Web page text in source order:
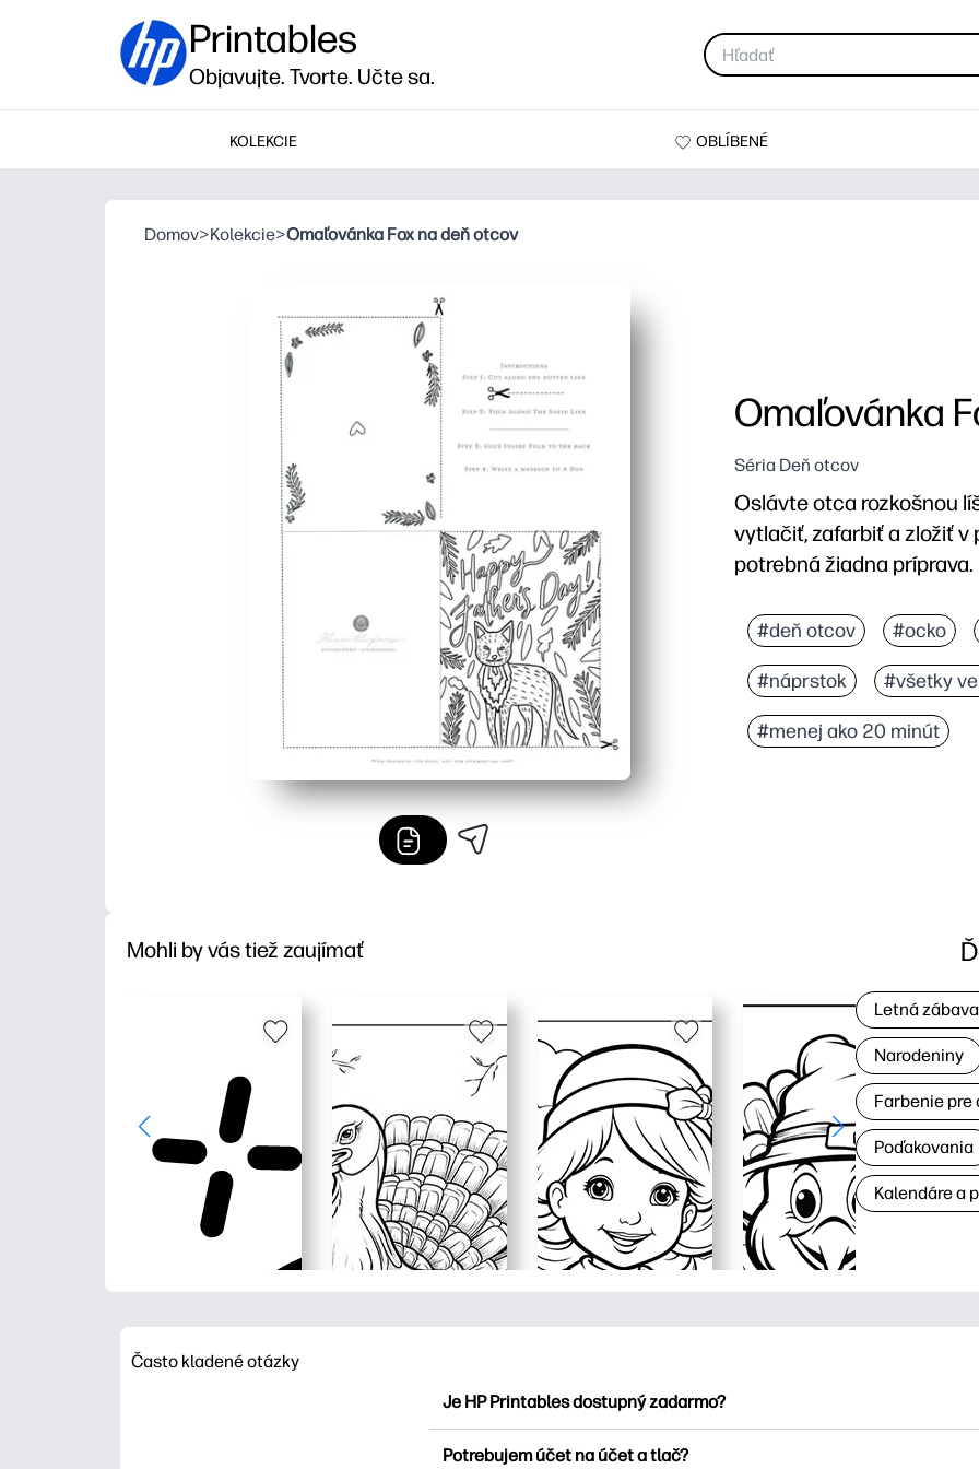
Printables
Objavujte. Tvorte. Učte sa.
KOLEKCIE OBLÍBENÉ
Domov>Kolekcie>Omaľovánka Fox na deň otcov
Omaľovánka
Séria Deň otcov
Oslávte otca rozkošnou
vytlačiť, zafarbiť a zložiť v
potrebná žiadna príprava.
Rýchla aktivita print-
Zapája deti
Vnútro si môžete
Tlačí na štandardný
#deň otcov #ocko
#náprstok #všetky
#menej ako 20 minút
Mohli by vás tiež zaujímať
Letná zábava
Narodeniny
Farbenie pre
Poďakovania
Kalendáre a
Často kladené otázky
Je HP Printables dostupný zadarmo?
Potrebujem účet na účet a tlač?